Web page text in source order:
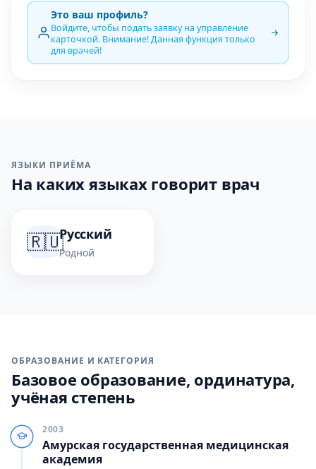
Это ваш профиль?
Войдите, чтобы подать заявку на управление
карточкой. Внимание! Данная функция только
для врачей!
ЯЗЫКИ ПРИЁМА
На каких языках говорит врач
🇷🇺Русский
Родной
ОБРАЗОВАНИЕ И КАТЕГОРИЯ
Базовое образование, ординатура,
учёная степень
2003
Амурская государственная медицинская
академия